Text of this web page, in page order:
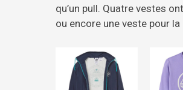
qu’un pull. Quatre vestes
ou encore une veste pour